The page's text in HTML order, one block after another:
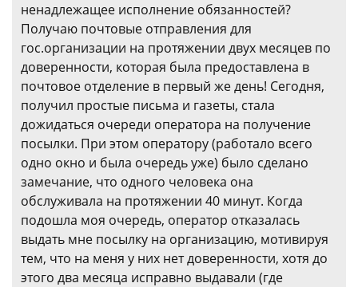
ненадлежащее исполнение обязанностей?
Получаю почтовые отправления для
гос.организации на протяжении двух месяцев по
доверенности, которая была предоставлена в
почтовое отделение в первый же день! Сегодня,
получил простые письма и газеты, стала
дожидаться очереди оператора на получение
посылки. При этом оператору (работало всего
одно окно и была очередь уже) было сделано
замечание, что одного человека она
обслуживала на протяжении 40 минут. Когда
подошла моя очередь, оператор отказалась
выдать мне посылку на организацию, мотивируя
тем, что на меня у них нет доверенности, хотя до
этого два месяца исправно выдавали (где